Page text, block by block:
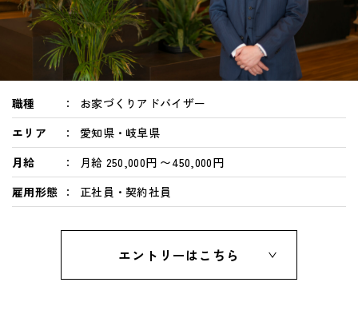
職種
お家づくりアドバイザー
エリア
愛知県・岐阜県
月給
月給 250,000円 〜450,000円
雇用形態
正社員・契約社員
エントリーはこちら